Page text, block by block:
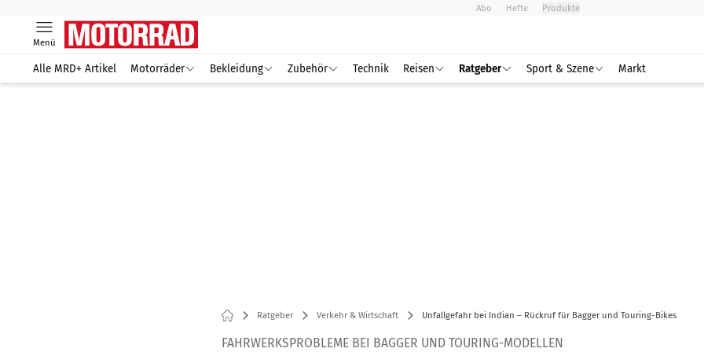
Abo Hefte Produkte
Menü
Alle MRD+ Artikel Motorräder Bekleidung Zubehör Technik Reisen Ratgeber Sport & Szene Markt
Ratgeber Verkehr & Wirtschaft Unfallgefahr bei Indian – Rückruf für Bagger und Touring-Bikes
FAHRWERKSPROBLEME BEI BAGGER UND TOURING-MODELLEN